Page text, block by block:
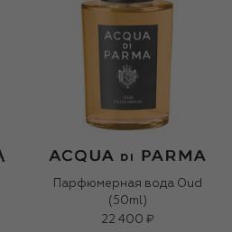
Парфюмерная вода Oud
(50ml)
22 400 ₽